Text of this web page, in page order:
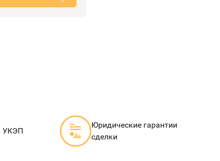
УКЭП
Юридические гарантии
сделки